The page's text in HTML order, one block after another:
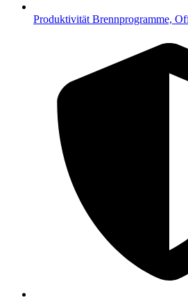
Produktivität Brennprogramme,